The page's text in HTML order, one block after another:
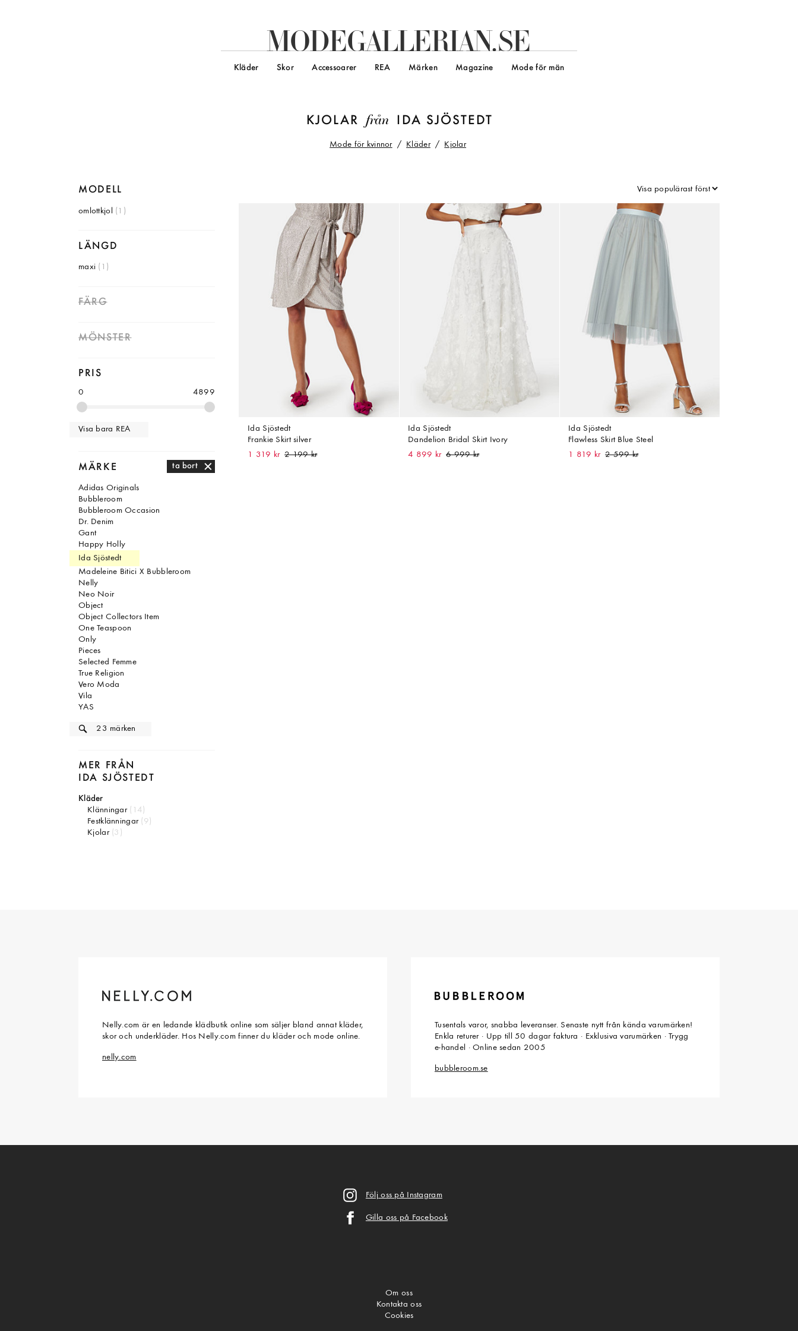
MODEGALLERIAN.SE
Kläder Skor Accessoarer REA Märken Magazine Mode för män
KJOLAR från IDA SJÖSTEDT
Mode för kvinnor Kläder Kjolar
MODELL
omlottkjol (1)
LÄNGD
maxi (1)
FÄRG
MÖNSTER
PRIS
0 4899
Visa bara REA
MÄRKE ta bort
Adidas Originals
Bubbleroom
Bubbleroom Occasion
Dr. Denim
Gant
Happy Holly
Ida Sjöstedt
Madeleine Bitici X Bubbleroom
Nelly
Neo Noir
Object
Object Collectors Item
One Teaspoon
Only
Pieces
Selected Femme
True Religion
Vero Moda
Vila
YAS
MER FRÅN
IDA SJÖSTEDT
Kläder
Klänningar
(14)
Festklänningar
(9)
Kjolar
(3)
Ida Sjöstedt
Frankie Skirt silver
1 319 kr
Ida Sjöstedt
Dandelion Bridal Skirt Ivory
4 899 kr
Ida Sjöstedt
Flawless Skirt Blue Steel
1 819 kr
Nelly.com är en ledande klädbutik online som säljer bland annat kläder,
skor och underkläder. Hos Nelly.com finner du kläder och mode online.
nelly.com
Tusentals varor, snabba leveranser. Senaste nytt från kända varumärken!
Enkla returer · Upp till 50 dagar faktura · Exklusiva varumärken · Trygg
e-handel · Online sedan 2005
bubbleroom.se
Följ oss på Instagram
Gilla oss på Facebook
Om oss
Kontakta oss
Cookies